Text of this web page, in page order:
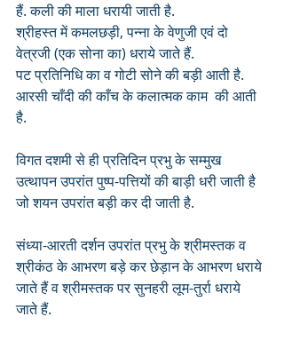
हैं. कली की माला धरायी जाती है.
श्रीहस्त में कमलछड़ी, पन्ना के वेणुजी एवं दो
वेत्रजी (एक सोना का) धराये जाते हैं.
पट प्रतिनिधि का व गोटी सोने की बड़ी आती है.
आरसी चाँदी की काँच के कलात्मक काम  की आती
है.
विगत दशमी से ही प्रतिदिन प्रभु के सम्मुख
उत्थापन उपरांत पुष्प-पत्तियों की बाड़ी धरी जाती है
जो शयन उपरांत बड़ी कर दी जाती है.
संध्या-आरती दर्शन उपरांत प्रभु के श्रीमस्तक व
श्रीकंठ के आभरण बड़े कर छेड़ान के आभरण धराये
जाते हैं व श्रीमस्तक पर सुनहरी लूम-तुर्रा धराये
जाते हैं.